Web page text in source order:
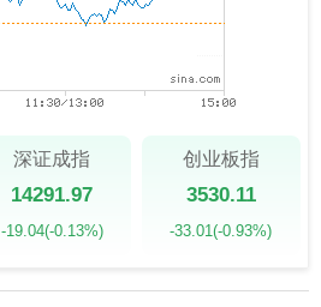
深证成指
14291.97
-19.04(-0.13%)
创业板指
3530.11
-33.01(-0.93%)